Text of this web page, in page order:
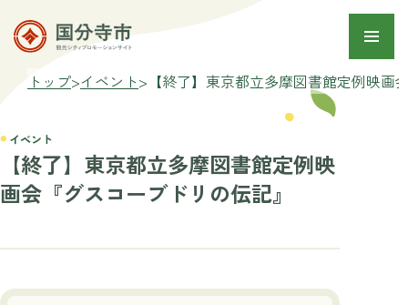
トップ>イベント> 【終了】東京都立多摩図書館定例映画
【終了】東京都立多摩図書館定例映
画会『グスコーブドリの伝記』
イベント